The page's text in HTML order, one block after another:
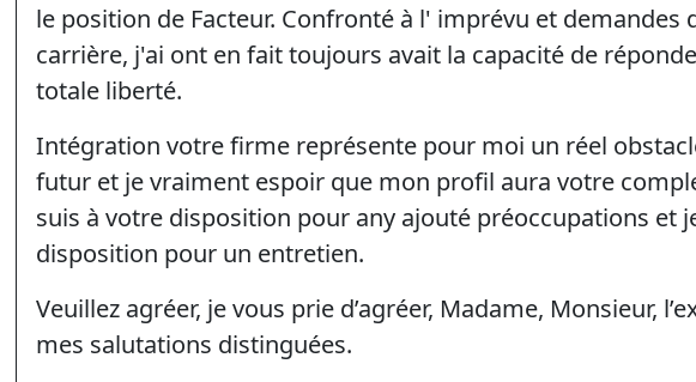
le position de Facteur. Confronté à l' imprévu et demandes
carrière, j'ai ont en fait toujours avait la capacité de
totale liberté.
Intégration votre firme représente pour moi un réel
futur et je vraiment espoir que mon profil aura votre
suis à votre disposition pour any ajouté préoccupations et
disposition pour un entretien.
Veuillez agréer, je vous prie d’agréer, Madame, Monsieur,
mes salutations distinguées.